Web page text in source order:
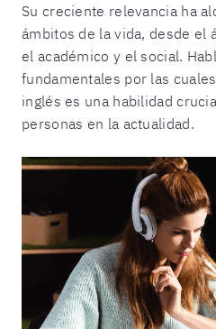
Su creciente relevancia ha
ámbitos de la vida, desde el
el académico y el social.
fundamentales por las
inglés es una habilidad
personas en la actualidad.